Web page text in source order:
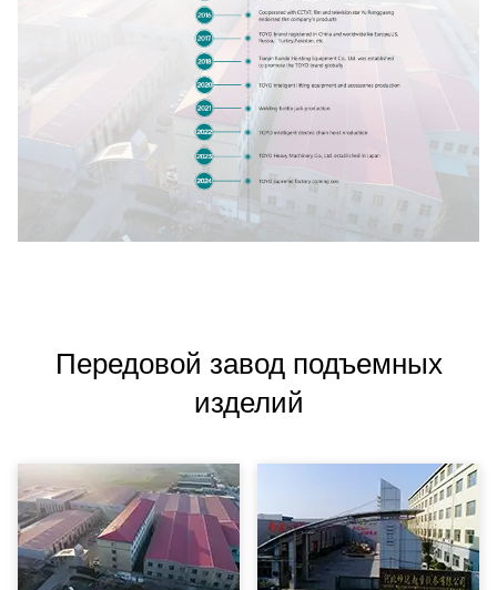
Передовой завод подъемных
изделий